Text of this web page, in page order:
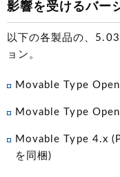
影響を受けるバー
以下の各製品の、
ョン。
Movable Type
Movable Type
Movable Type 4.x
を同梱)